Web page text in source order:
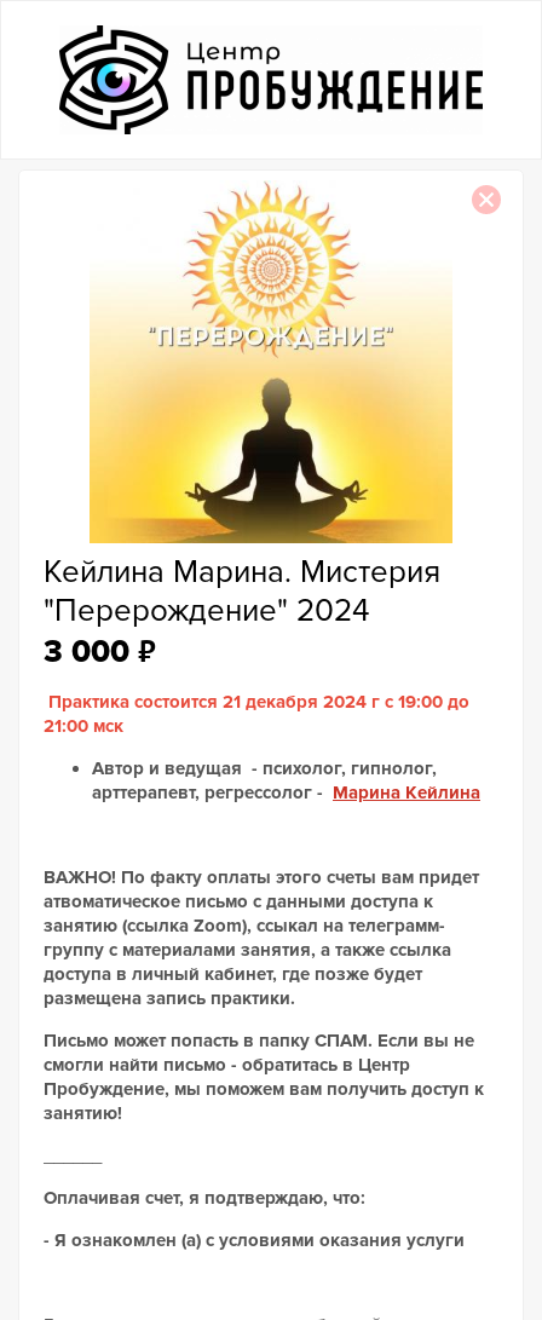
Кейлина Марина. Мистерия
"Перерождение" 2024
3 000 ₽
Практика состоится 21 декабря 2024 г с 19:00 до
21:00 мск
Автор и ведущая - психолог, гипнолог,
арттерапевт, регрессолог - Марина Кейлина
ВАЖНО! По факту оплаты этого счеты вам придет
атвоматическое письмо с данными доступа к
занятию (ссылка Zoom), ссыкал на телеграмм-
группу с материалами занятия, а также ссылка
доступа в личный кабинет, где позже будет
размещена запись практики.
Письмо может попасть в папку СПАМ. Если вы не
смогли найти письмо - обратитась в Центр
Пробуждение, мы поможем вам получить доступ к
занятию!
Оплачивая счет, я подтверждаю, что:
- Я ознакомлен (а) с условиями оказания услуги